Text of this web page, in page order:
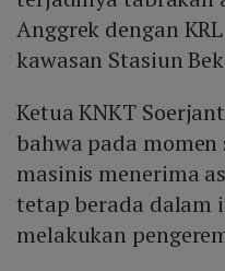
Anggrek dengan
kawasan Stasiun
Ketua KNKT
bahwa pada momen
masinis menerima
tetap berada dalam
melakukan